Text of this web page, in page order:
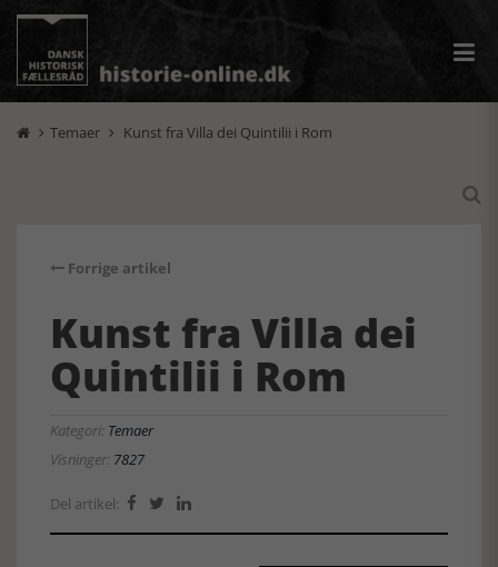
 Temaer  Kunst fra Villa dei Quintilii i Rom

Forrige artikel
Kunst fra Villa dei
Quintilii i Rom
Kategori: Temaer
Visninger: 7827
Del artikel:   